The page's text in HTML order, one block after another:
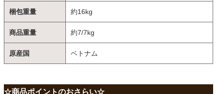
梱包重量 約16kg
商品重量 約7/7kg
原産国 ベトナム
☆商品ポイントのおさらい☆